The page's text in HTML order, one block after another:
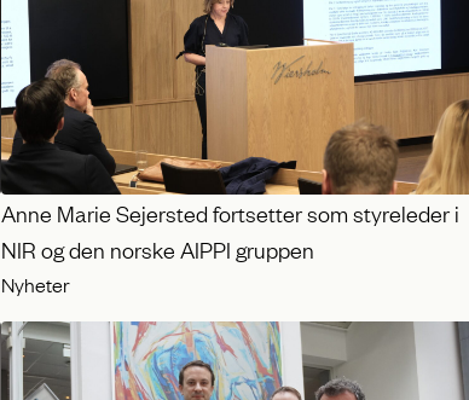
Anne Marie Sejersted fortsetter som styreleder i
NIR og den norske AIPPI gruppen
Nyheter